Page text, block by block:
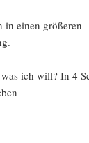
in einen größeren
ich will? In 4